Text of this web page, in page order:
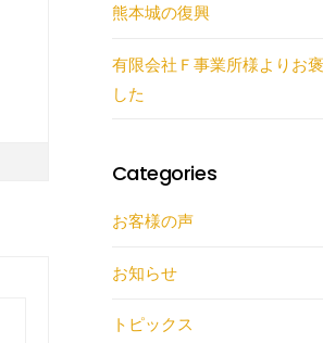
熊本城の復興
有限会社Ｆ事業所様よりお
した
Categories
お客様の声
お知らせ
トピックス